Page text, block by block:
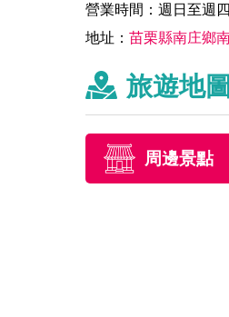
營業時間：週日至週
地址：苗栗縣南庄鄉
旅遊地圖
周邊景點